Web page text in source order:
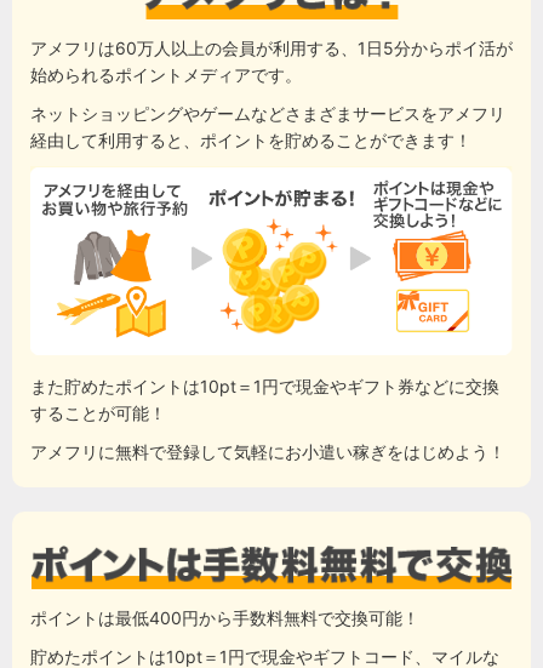
アメフリは60万人以上の会員が利用する、1日5分からポイ活が
始められるポイントメディアです。
ネットショッピングやゲームなどさまざまサービスをアメフリ
経由して利用すると、ポイントを貯めることができます！
また貯めたポイントは10pt＝1円で現金やギフト券などに交換
することが可能！
アメフリに無料で登録して気軽にお小遣い稼ぎをはじめよう！
ポイントは最低400円から手数料無料で交換可能！
貯めたポイントは10pt＝1円で現金やギフトコード、マイルな